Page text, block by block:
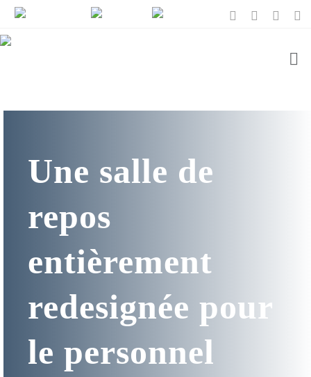
Une salle de
repos
entièrement
redesignée pour
le personnel